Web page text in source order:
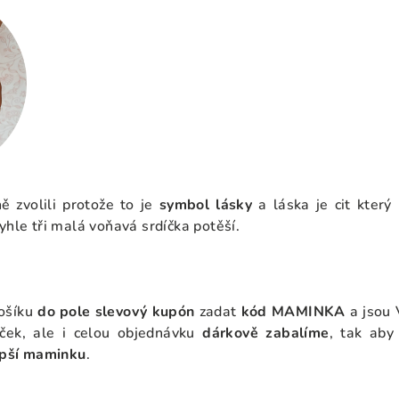
zvolili protože to je symbol lásky a láska je cit který
tři malá voňavá srdíčka potěší.
do pole slevový kupón zadat kód MAMINKA a jsou
ale i celou objednávkudárkově zabalíme, tak aby
maminku.